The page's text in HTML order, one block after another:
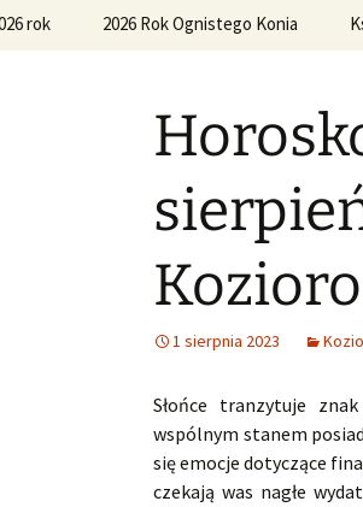
rok 2026 Rok Ognistego Konia
1 sierpnia 2023
Słońce tranzytuje
wspólnym stanem
się emocje dotyczące
czekają was nagłe